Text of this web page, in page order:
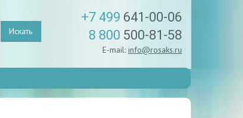
Искать
+7 499 641-00-06
8 800 500-81-58
E-mail: info@rosaks.ru